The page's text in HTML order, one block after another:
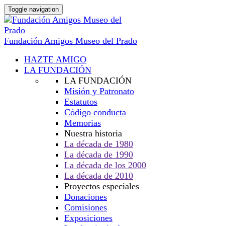
Toggle navigation
Fundación Amigos Museo del Prado
HAZTE AMIGO
LA FUNDACIÓN
LA FUNDACIÓN
Misión y Patronato
Estatutos
Código conducta
Memorias
Nuestra historia
La década de 1980
La década de 1990
La década de los 2000
La década de 2010
Proyectos especiales
Donaciones
Comisiones
Exposiciones